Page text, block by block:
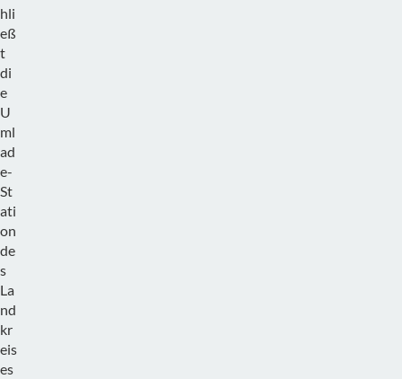
hli
eß
t
di
e
U
ml
ad
e-
St
ati
on
de
s
La
nd
kr
eis
es